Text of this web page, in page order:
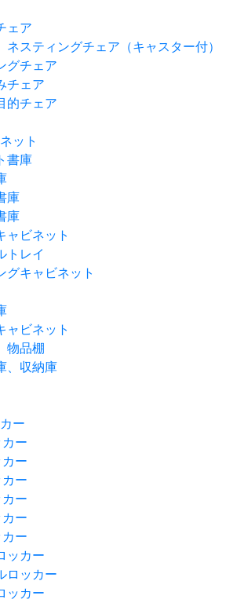
ェア
ネスティングチェア（キャスター付）
グチェア
チェア
的チェア
ット
書庫
庫
庫
ャビネット
トレイ
グキャビネット
ャビネット
物品棚
、収納庫
ー
ー
ー
ー
ー
ー
ー
ッカー
ロッカー
ッカー